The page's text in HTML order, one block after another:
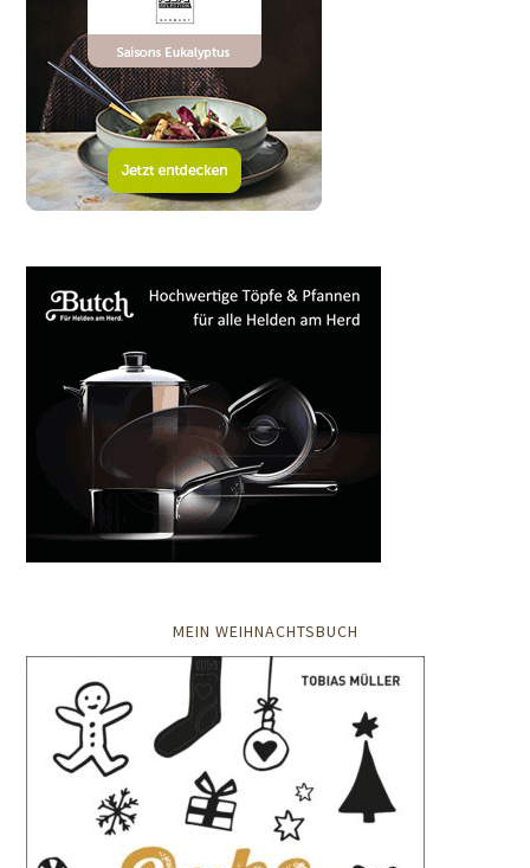
MEIN WEIHNACHTSBUCH